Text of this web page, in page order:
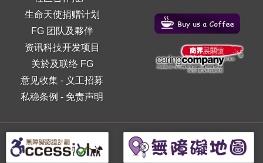
生命天使捐赠计划
FG 团队及夥伴
资讯科技开发项目
关於及联络 FG
意见收集 - 义工招募
私稳条例 - 免责声明